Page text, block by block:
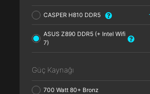
CASPER H810 DDR5
ASUS Z890 DDR5 (+ Intel Wifi
7)
Güç Kaynağı
700 Watt 80+ Bronz